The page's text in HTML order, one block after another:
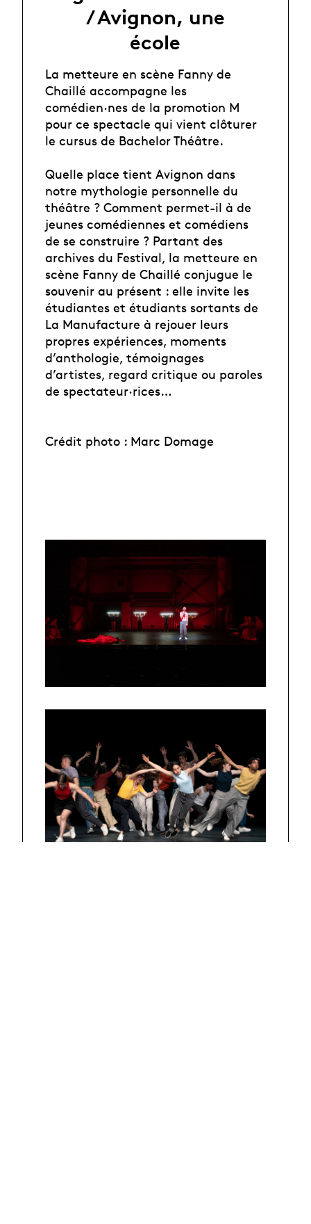
/ Avignon, une
école
La metteure en scène Fanny de
Chaillé accompagne les
comédien·nes de la promotion M
pour ce spectacle qui vient clôturer
le cursus de Bachelor Théâtre.
Quelle place tient Avignon dans
notre mythologie personnelle du
théâtre ? Comment permet-il à de
jeunes comédiennes et comédiens
de se construire ? Partant des
archives du Festival, la metteure en
scène Fanny de Chaillé conjugue le
souvenir au présent : elle invite les
étudiantes et étudiants sortants de
La Manufacture à rejouer leurs
propres expériences, moments
d’anthologie, témoignages
d’artistes, regard critique ou paroles
de spectateur·rices…
Crédit photo : Marc Domage